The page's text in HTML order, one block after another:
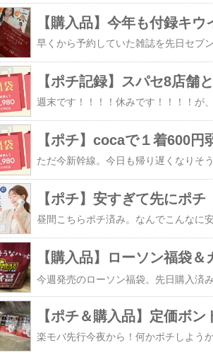
【購入品】今年も付録キ
【ポチ記録】スパセ8店舗
【ポチ】cocaで１着600円
【ポチ】安すぎて先にポチ
【購入品】ローソン福袋
【ポチ＆購入品】定価ボ